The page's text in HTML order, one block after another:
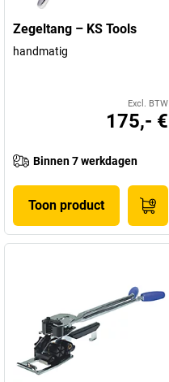
Zegeltang – KS Tools
handmatig
Excl. BTW
175,- €
Binnen 7 werkdagen
Toon product